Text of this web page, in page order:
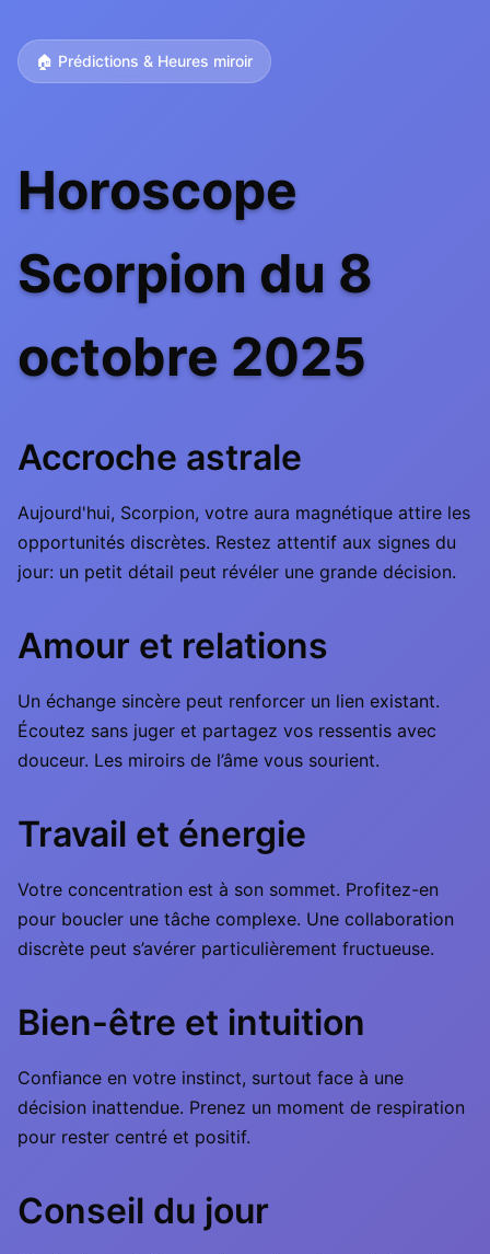
🏠 Prédictions & Heures miroir
Horoscope
Scorpion du 8
octobre 2025
Accroche astrale
Aujourd'hui, Scorpion, votre aura magnétique attire les
opportunités discrètes. Restez attentif aux signes du
jour: un petit détail peut révéler une grande décision.
Amour et relations
Un échange sincère peut renforcer un lien existant.
Écoutez sans juger et partagez vos ressentis avec
douceur. Les miroirs de l’âme vous sourient.
Travail et énergie
Votre concentration est à son sommet. Profitez-en
pour boucler une tâche complexe. Une collaboration
discrète peut s’avérer particulièrement fructueuse.
Bien-être et intuition
Confiance en votre instinct, surtout face à une
décision inattendue. Prenez un moment de respiration
pour rester centré et positif.
Conseil du jour